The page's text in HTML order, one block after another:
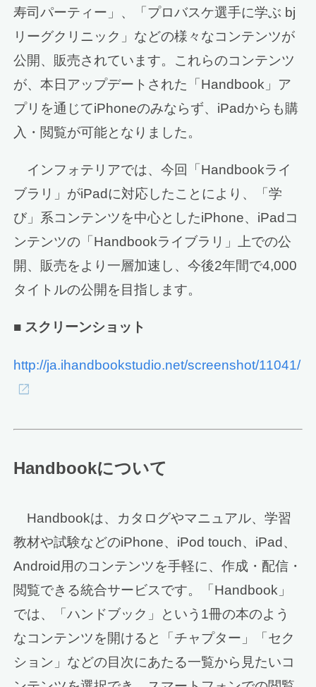
寿司パーティー」、「プロバスケ選手に学ぶ bj
リーグクリニック」などの様々なコンテンツが
公開、販売されています。これらのコンテンツ
が、本日アップデートされた「Handbook」ア
プリを通じてiPhoneのみならず、iPadからも購
入・閲覧が可能となりました。
インフォテリアでは、今回「Handbookライ
ブラリ」がiPadに対応したことにより、「学
び」系コンテンツを中心としたiPhone、iPadコ
ンテンツの「Handbookライブラリ」上での公
開、販売をより一層加速し、今後2年間で4,000
タイトルの公開を目指します。
■ スクリーンショット
http://ja.ihandbookstudio.net/screenshot/11041/
Handbookについて
Handbookは、カタログやマニュアル、学習
教材や試験などのiPhone、iPod touch、iPad、
Android用のコンテンツを手軽に、作成・配信・
閲覧できる統合サービスです。「Handbook」
では、「ハンドブック」という1冊の本のよう
なコンテンツを開けると「チャプター」「セク
ション」などの目次にあたる一覧から見たいコ